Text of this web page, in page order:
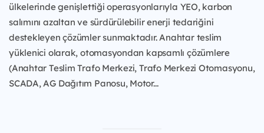
ülkelerinde genişlettiği operasyonlarıyla YEO, karbon
salımını azaltan ve sürdürülebilir enerji tedariğini
destekleyen çözümler sunmaktadır. Anahtar teslim
yüklenici olarak, otomasyondan kapsamlı çözümlere
(Anahtar Teslim Trafo Merkezi, Trafo Merkezi Otomasyonu,
SCADA, AG Dağıtım Panosu, Motor...